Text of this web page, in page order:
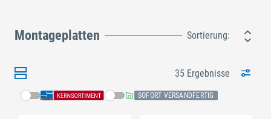
Montageplatten Sortierung:
35 Ergebnisse
SOFORT VERSANDFERTIG